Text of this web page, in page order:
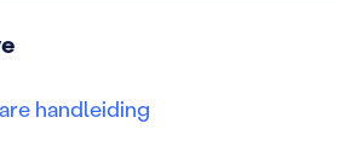
handleiding